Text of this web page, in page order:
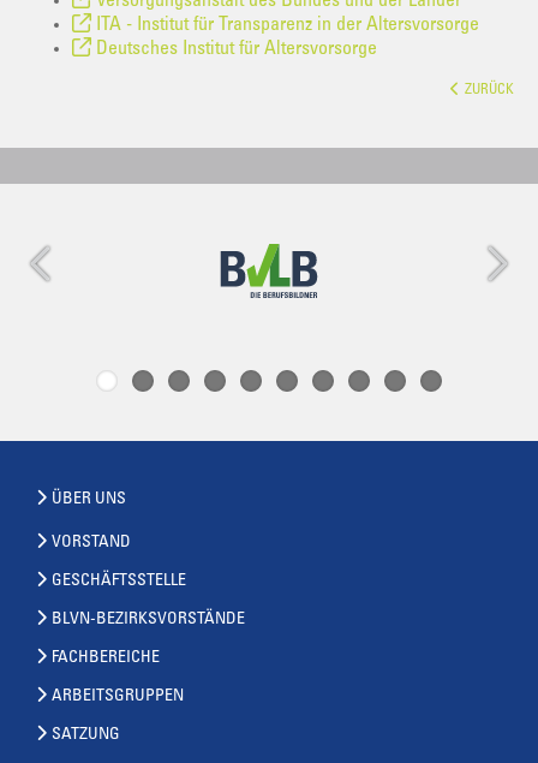
ITA - Institut für Transparenz in der Altersvorsorge
Deutsches Institut für Altersvorsorge
ZURÜCK
ÜBER UNS
VORSTAND
GESCHÄFTSSTELLE
BLVN-BEZIRKSVORSTÄNDE
FACHBEREICHE
ARBEITSGRUPPEN
SATZUNG